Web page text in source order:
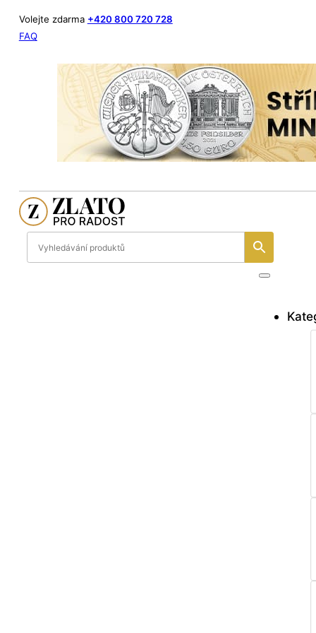
Volejte zdarma +420 800 720 728
FAQ